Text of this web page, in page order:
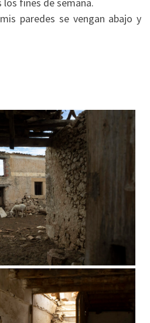
los fines de semana.
paredes se vengan abajo y